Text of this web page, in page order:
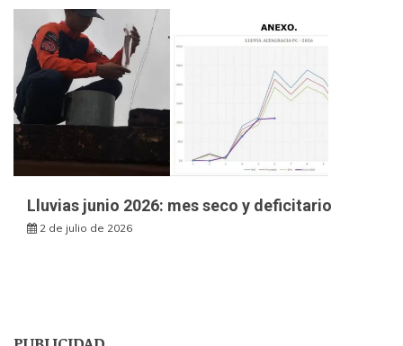
Lluvias junio 2026: mes seco y deficitario
2 de julio de 2026